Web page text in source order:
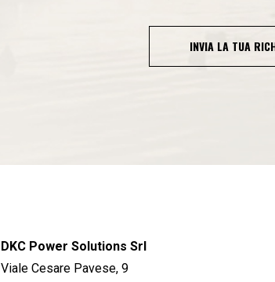
INVIA LA TUA
DKC Power Solutions Srl
Viale Cesare Pavese, 9